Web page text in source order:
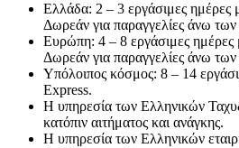
Ελλάδα: 2 – 3 εργάσιμες
Δωρεάν για παραγγελίες άνω
Ευρώπη: 4 – 8 εργάσιμες
Δωρεάν για παραγγελίες άνω
Υπόλοιπος κόσμος: 8 – 14
Express.
Η υπηρεσία των Ελληνικών
κατόπιν αιτήματος και ανάγκης.
Η υπηρεσία των Ελληνικών